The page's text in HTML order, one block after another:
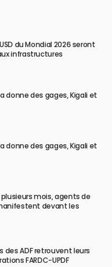
du Mondial 2026 seront
infrastructures
donne des gages, Kigali et
donne des gages, Kigali et
mois, agents de
devant les
des ADF retrouvent leurs
FARDC-UPDF